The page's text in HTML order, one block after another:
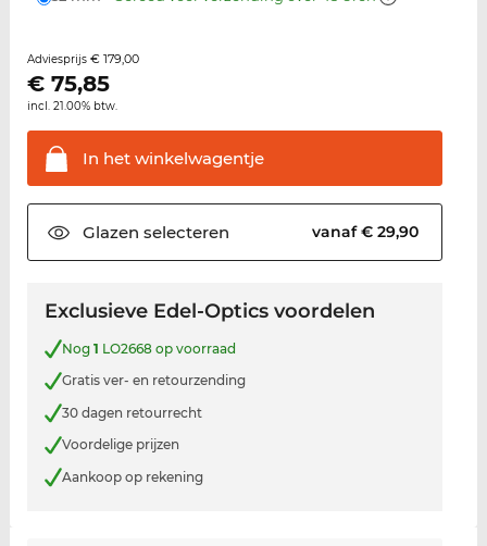
Adviesprijs € 179,00
€ 75,85
incl. 21.00% btw.
In hetwinkelwagentje
Glazen selecteren vanaf € 29,90
Exclusieve Edel-Optics voordelen
Nog 1 LO2668 op voorraad
Gratis ver- en retourzending
30 dagen retourrecht
Voordelige prijzen
Aankoop op rekening